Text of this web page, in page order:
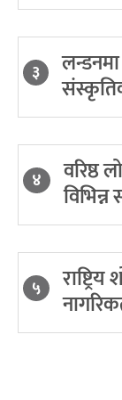
३
४ वरिष्ठ
५